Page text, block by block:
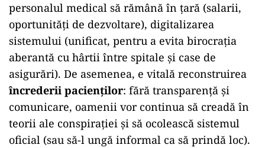
personalul medical să rămână în țară (salarii,
oportunități de dezvoltare), digitalizarea
sistemului (unificat, pentru a evita birocrația
aberantă cu hârtii între spitale și case de
asigurări). De asemenea, e vitală reconstruirea
încrederii pacienților: fără transparență și
comunicare, oamenii vor continua să creadă în
teorii ale conspirației și să ocolească sistemul
oficial (sau să-l ungă informal ca să prindă loc).